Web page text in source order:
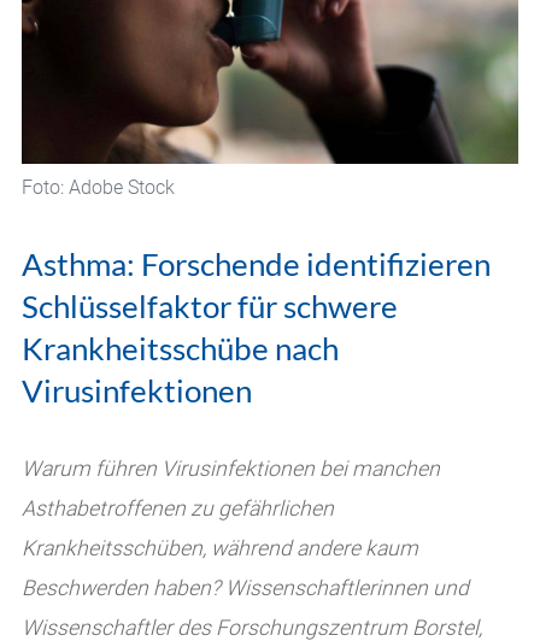
Foto: Adobe Stock
Asthma: Forschende identifizieren
Schlüsselfaktor für schwere
Krankheitsschübe nach
Virusinfektionen
Warum führen Virusinfektionen bei manchen
Asthabetroffenen zu gefährlichen
Krankheitsschüben, während andere kaum
Beschwerden haben? Wissenschaftlerinnen und
Wissenschaftler des Forschungszentrum Borstel,